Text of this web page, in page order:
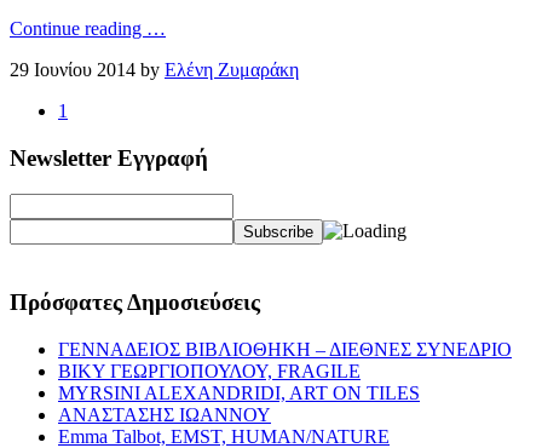
Continue reading …
29 Ιουνίου 2014 by Ελένη Ζυμαράκη
1
Newsletter Εγγραφή
Πρόσφατες Δημοσιεύσεις
ΓΕΝΝΑΔΕΙΟΣ ΒΙΒΛΙΟΘΗΚΗ – ΔΙΕΘΝΕΣ ΣΥΝΕΔΡΙΟ
ΒΙΚΥ ΓΕΩΡΓΙΟΠΟΥΛΟΥ, FRAGILE
MYRSINI ALEXANDRIDI, ART ON TILES
ΑΝΑΣΤΑΣΗΣ ΙΩΑΝΝΟΥ
Emma Talbot, EMST, HUMAN/NATURE